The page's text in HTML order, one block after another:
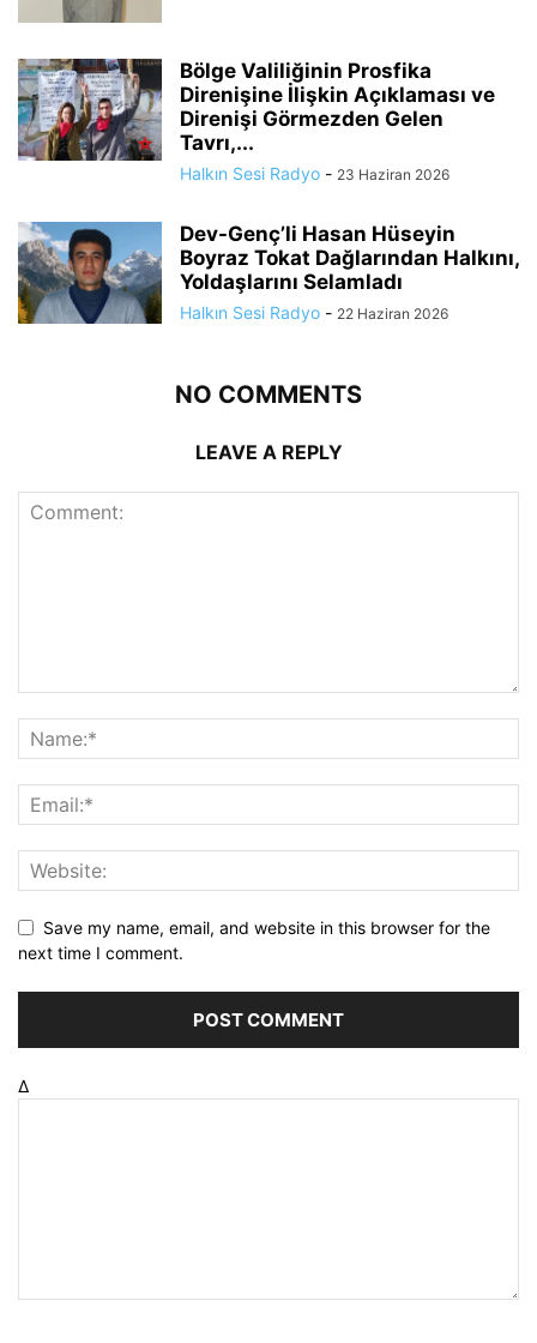
Bölge Valiliğinin Prosfika
Direnişine İlişkin Açıklaması ve
Direnişi Görmezden Gelen
Tavrı,...
Halkın Sesi Radyo - 23 Haziran 2026
Dev-Genç’li Hasan Hüseyin
Boyraz Tokat Dağlarından Halkını,
Yoldaşlarını Selamladı
Halkın Sesi Radyo - 22 Haziran 2026
NO COMMENTS
LEAVE A REPLY
Save my name, email, and website in this browser for the
next time I comment.
Δ